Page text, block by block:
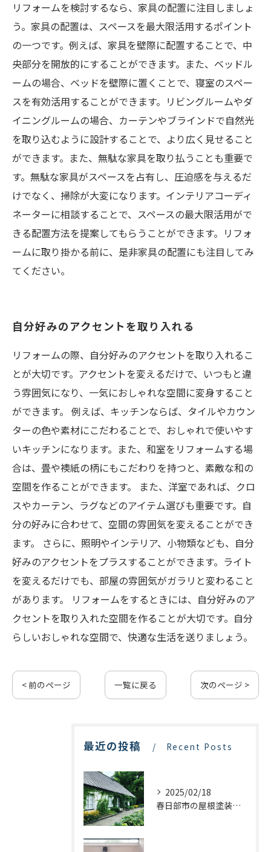
リフォームを検討するなら、家具の配置に注目しましょ
う。家具の配置は、スペースを最大限活用するポイント
の一つです。例えば、家具を壁際に配置することで、中
央部分を開放的にすることができます。また、ベッドル
ームの場合、ベッドを壁際に置くことで、寝室のスペー
スを有効活用することができます。リビングルームやダ
イニングルームの場合、カーテンやブラインドで自然光
を取り込むように設計することで、より広く見せること
ができます。また、無駄な家具を取り払うことも重要で
す。無駄な家具がスペースを占有し、圧迫感を与えるだ
けでなく、掃除が大変になります。インテリアコーディ
ネーターに相談することで、スペースの最大限活用がで
きる配置方法を提案してもらうことができます。リフォ
ームに取り掛かる前に、是非家具の配置にも注目してみ
てください。
自分好みのアクセントを取り入れる
リフォームの際、自分好みのアクセントを取り入れるこ
とが大切です。アクセントを変えるだけで、いつもと違
う雰囲気になり、一気におしゃれな空間に変身すること
ができます。 例えば、キッチンならば、タイルやカウン
ターの色や素材にこだわることで、おしゃれで使いやす
いキッチンになります。また、和室をリフォームする場
合は、畳や襖紙の柄にもこだわりを持つと、素敵な和の
空間を作ることができます。 また、洋室であれば、クロ
スやカーテン、ラグなどのアイテム選びも重要です。自
分の好みに合わせて、空間の雰囲気を変えることができ
ます。 さらに、照明やインテリア、小物類なども、自分
好みのアクセントをプラスすることができます。ライト
を変えるだけでも、部屋の雰囲気がガラリと変わること
があります。 リフォームをするときには、自分好みのア
クセントを取り入れた空間を作ることが大切です。自分
らしいおしゃれな空間で、快適な生活を送りましょう。
< 前のページ 一覧に戻る 次のページ >
最近の投稿 Recent Posts
2025/02/18
春日部市の屋根塗装：最適な業者選びで価格を抑える方法